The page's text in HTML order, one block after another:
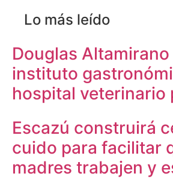
Lo más leído
Douglas
instituto
hospital veterinario
Escazú construirá
cuido para facilitar
madres trabajen y